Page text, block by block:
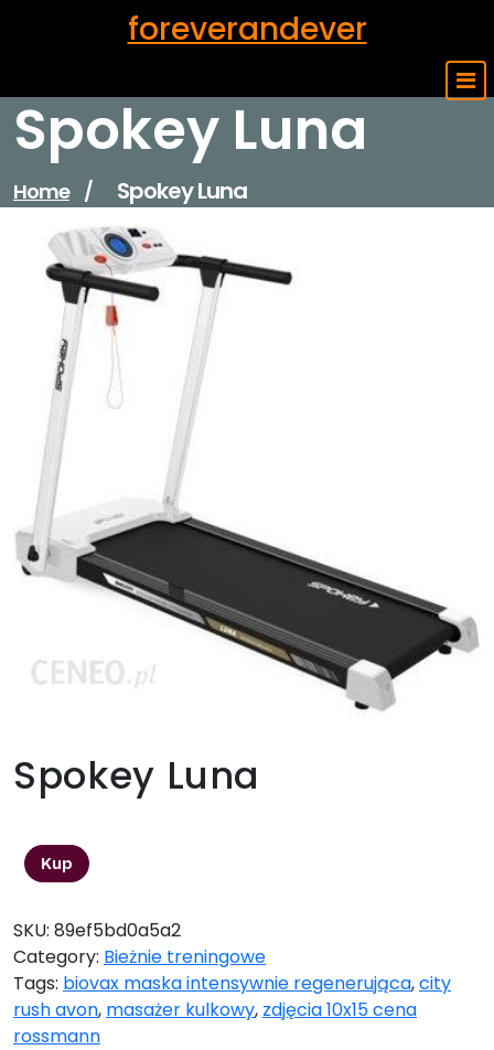
foreverandever
Spokey Luna
Home / Spokey Luna
Spokey Luna
Kup
SKU: 89ef5bd0a5a2
Category: Bieżnie treningowe
Tags: biovax maska intensywnie regenerująca,city
rush avon, masażer kulkowy, zdjęcia 10x15 cena
rossmann